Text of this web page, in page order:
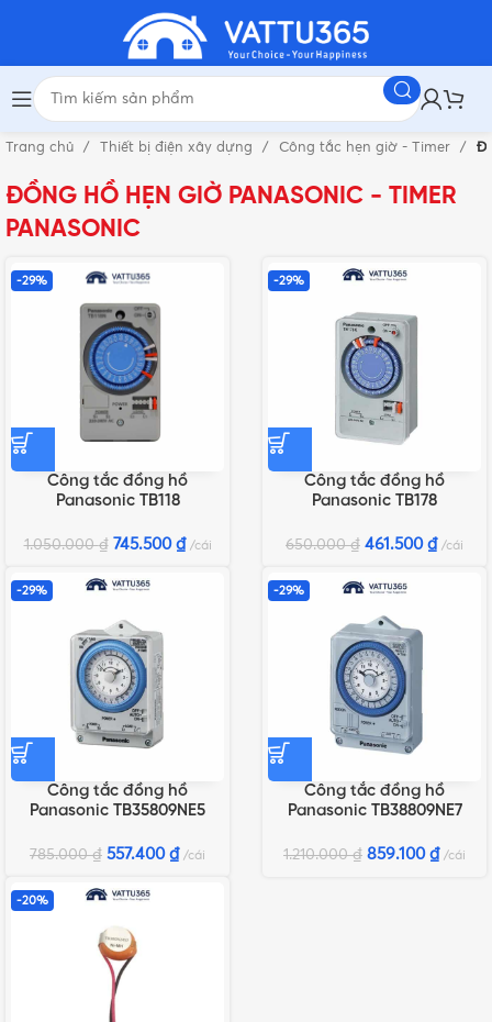
Trang chủ Thiết bị điện xây dựng Công tắc hẹn giờ - Timer
ĐỒNG HỒ HẸN GIỜ PANASONIC - TIMER
PANASONIC
-29%
Công tắc đồng hồ
Panasonic TB118
1.050.000₫ 745.500 ₫ cái
-29%
Công tắc đồng hồ
Panasonic TB178
650.000₫ 461.500 ₫ cái
-29%
Công tắc đồng hồ
Panasonic TB35809NE5
785.000₫ 557.400 ₫ cái
-29%
Công tắc đồng hồ
Panasonic TB38809NE7
1.210.000₫ 859.100 ₫ cái
-20%